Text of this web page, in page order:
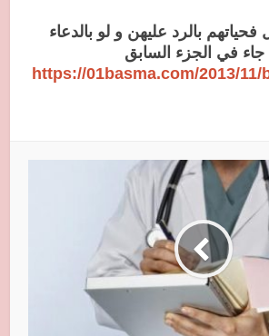
بالرد عليهن و لو بالدعاء
جاء في الجزء السابق
https://01basma.com/2013/11/